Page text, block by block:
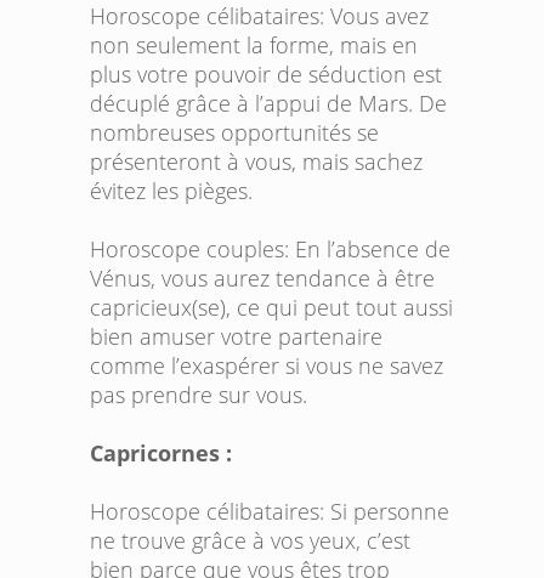
Horoscope célibataires: Vous avez
non seulement la forme, mais en
plus votre pouvoir de séduction est
décuplé grâce à l’appui de Mars. De
nombreuses opportunités se
présenteront à vous, mais sachez
évitez les pièges.
Horoscope couples: En l’absence de
Vénus, vous aurez tendance à être
capricieux(se), ce qui peut tout aussi
bien amuser votre partenaire
comme l’exaspérer si vous ne savez
pas prendre sur vous.
Capricornes :
Horoscope célibataires: Si personne
ne trouve grâce à vos yeux, c’est
bien parce que vous êtes trop